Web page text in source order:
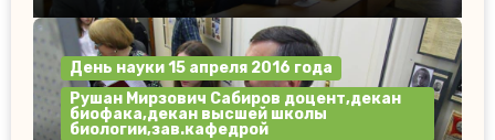
День науки 15 апреля 2016 года
Рушан Мирзович Сабиров доцент,декан
биофака,декан высшей школы
биологии,зав.кафедрой